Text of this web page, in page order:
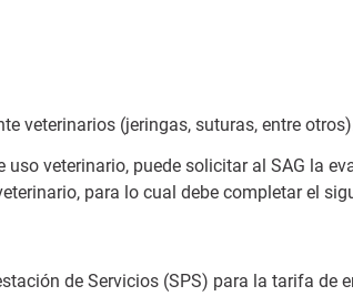
veterinarios (jeringas, suturas, entre
veterinario, puede solicitar al SAG la
para lo cual debe completar el
de Servicios (SPS) para la tarifa de